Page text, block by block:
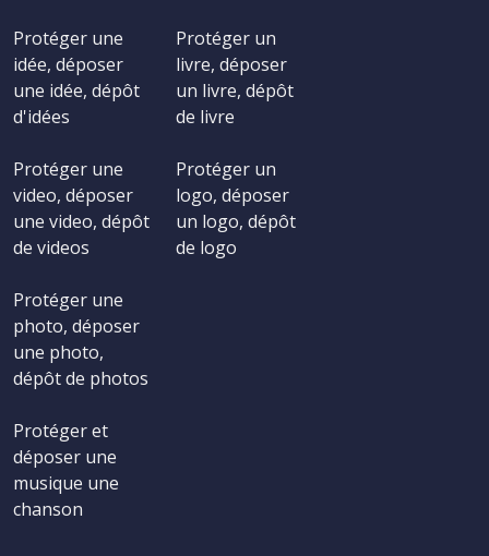
Protéger une
idée, déposer
une idée, dépôt
d'idées
Protéger une
video, déposer
une video, dépôt
de videos
Protéger une
photo, déposer
une photo,
dépôt de photos
Protéger et
déposer une
musique une
chanson
Protéger un
livre, déposer
un livre, dépôt
de livre
Protéger un
logo, déposer
un logo, dépôt
de logo